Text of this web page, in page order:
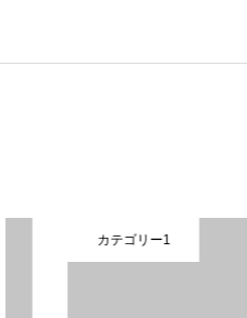
カテゴリー1